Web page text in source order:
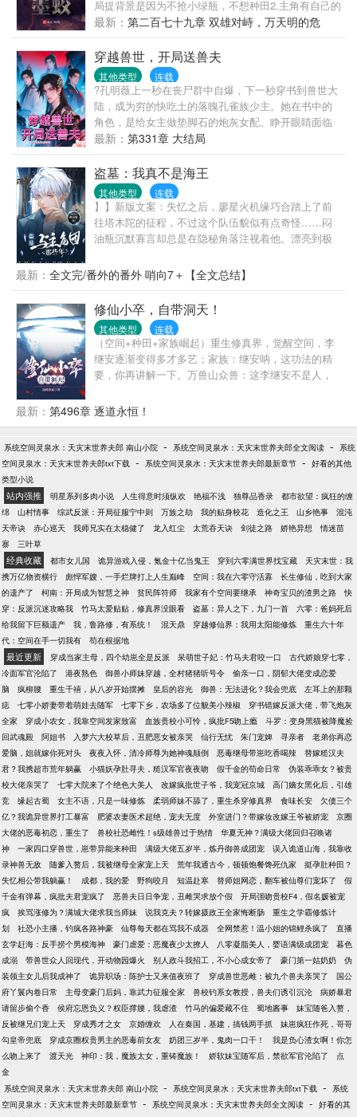
局提背景是因为不抢小绿瓶，不想种田2.主角有自己的
路线，非常规化龙3.主角是妖修，不站立场。只有利益
敌友之分，前期偏人性，中后期尊崇本心，会杀人但
不滥杀，全凭需求。4.有道侣非太监，不是后宫。
最新： 第二百七十九章 双雄对峙，万天明的危
机！
穿越兽世，开局送兽夫
其他类型 连载
?孔明薇上一秒在丧尸群中自爆，下一秒穿书到兽世大
陆，成为穷的快吃土的落魄孔雀族少主。她在书中的
角色，是给女主做垫脚石的炮灰女配。睁开眼睛面临
着举族尽灭的天崩开局。孔明薇双眼一闭想回去，想
多了，回不去了！她面临着穿越即死亡的剧情，只好
走一步看一步，主打一个“剧情让我死，我偏要花式苟
活”，谁也别想按剧本带我走！苟着苟着，孔明薇发现
情况有些不太对劲！为什么她身边优秀的雄性越来越
多，还越来越粘人？！
最新： 第331章 大结局
盗墓：我真不是海王
其他类型 连载
】】新版文案：失忆之后，廖星火机缘巧合踏上了前
往塔木陀的征程，不过这个队伍貌似有点奇怪……闷
油瓶沉默寡言却总是在隐秘角落注视着他。漂亮到极
奇奇怪怪的。戴着墨镜的瞎子做出了出乎意料的事
情。廖星火发现……他在这个队伍里好像有点不安
全。旧版文案：廖星火是个没有过去的人，失去了所
有记忆，据说把他送到医院的女人一出现就要带他去
塔木陀。所有要去塔木陀的人似乎都有许多秘密。但
为什么他也深陷其中……
最新： 全文完/番外的番外 哨向7＋【全文总结】
修仙小卒，自带洞天！
其他类型 连载
（空间+种田+家族崛起）重生修真界，觉醒空间，李
继安逐渐变得多才多艺；家族：继安呐，这功法的精
要，你再讲解一下。万兽山众兽：这李继安不是人，
心腹大患，此人不死，蛮荒大陆有覆灭之危！李继
安：我只想低调修炼啊，奈何到处有哥的传说？
最新： 第496章 逐道永恒！
系统空间灵泉水：天灾末世养夫郎 南山小院 - 系统空间灵泉水：天灾末世养夫郎全文阅读 -
系统
空间灵泉水：天灾末世养夫郎txt下载 - 系统空间灵泉水：天灾末世养夫郎最新章节 - 好看的其他
类型小说
站内强推 明星系列多肉小说 人生得意时须纵欢 艳福不浅 独尊品香录
都市欲望：疯狂的缠
绵
山村情事 综武反派：开局征服宁中则 万族之劫 我的贴身校花 造化之王 山乡艳事
混沌
天帝诀
赤心巡天 我师兄实在太稳健了 龙入红尘 太荒吞天诀 剑徒之路 娇艳异想
情迷苗
寨
三叶草
经典收藏 都市女儿国 诡异游戏入侵，氪金十亿当鬼王 穿到六零满世界找宝藏
天灾末世：我
携万亿物资横行
彪悍军嫂，一手烂牌打上人生巅峰 空间：我在六零守活寡
长生修仙，吃到大家
的遗产了
柯南：开局成为智慧之神 贫民阵符师 我家有个空间要继承 神奇宝贝的渣男之路
快
穿：反派沉迷攻略我
竹马太爱贴贴，修真界没眼看 盗墓：异人之下，九门一首
六零：爸妈死后
给我留下巨额遗产
我，鲁路修，有系统！ 混天鼎 穿越修仙界：我用太阳能修炼
重生六十年
代：空间在手一切我有
苟在根据地
最近更新 穿成当家主母，四个幼崽全是反派 呆萌世子妃：竹马夫君咬一口
古代娇娘穿七零，
冷面军官沦陷了
港夜熟色 御兽小师妹穿越，全村猪猪听号令
偷亲一口，阴郁大佬变成恋爱
脑
疯柳腰 重生千禧，从八岁开始摆摊 皇后的容光 御兽：无法进化？我会兜底
左耳上的那颗
痣
七零小娇妻带着萌娃去随军 七零下乡，农场多了位貌美小辣椒
穿书错嫁反派大佬，带飞炮灰
全家
穿成小农女，我靠空间发家致富 血族贵校小可怜，疯批F5吻上瘾
斗罗：变身黑猫被降魔捡
回武魂殿
阿姐书 入梦六大校草后，丑肥恶女被亲哭 仙行无忧 朱门宠婢 寻亲者
老弟你再恋
爱脑，姐就嫁你死对头
夜夜入怀，清冷师尊为她神魂颠倒 恶毒继母带崽吃香喝辣
替嫁糙汉夫
君？我携超市荒年躺赢
小猫妖孕肚寻夫，糙汉军官夜夜吻 假千金的苟命日常
伪装乖乖女？被贵
校大佬亲哭了
七零大院来了个绝色大美人 改嫁疯批世子爷，我宠冠京城
高门嫡女黑化后，引雄
竞
缘起古蜀 女主不语，只是一味修炼 柔弱师妹不舔了，重生杀穿修真界 食味长安
欠债三个
亿？我诡异世界打工暴富
肥婆农妻医术超绝，宠夫无度 外室进门？带嫁妆改嫁王爷被娇宠
京圈
大佬的恶毒初恋，重生了
兽校社恐雌性！s级雄兽过于热情
华夏无神？满级大佬回归召唤诸
神
一家四口穿兽世，崽带异能来种田 满级大佬五岁半，炼丹御兽成团宠
误入诡道山海，我靠收
录神兽无敌
随爹入赘后，我被继母全家宠上天 荒年我通古今，顿顿饱餐馋死仇家
挺孕肚种田？
失忆相公带我躺赢！
成都，我的爱 野狗咬月 知温赴寒 替师姐网恋，翻车被仙尊们宠坏了
假
千金有弹幕，疯批夫君宠疯了
恶兽夫日日争宠，丑雌哭求放个假
开局强吻贵校F4，假名媛被宠
疯
挨骂涨修为？满城大佬求我当师妹 说我克夫？转嫁摄政王全家悔断肠
重生之学霸修炼计
划
社恐小主播，钓疯各路神豪 仙尊每天都在骂我不成器 全网禁惹！温小姐的锦鲤杀疯了
直播
玄学赶海：反手捞个男模海神
豪门虐爱：恶魔夜少太撩人 八零凝脂美人，婴语满级成团宠
暮色
成溺
带兽世众人回现代，开动物园爆火 别人政斗我招工，不小心成女帝了 豪门第一姑奶奶
伪
装领主女儿后我成神了
诡异职场：陈护士又来值夜班了 穿成兽世恶雌：被九个兽夫亲哭了
国公
府丫鬟内卷日常
主母变豪门后妈，靠武力征服全家 兽校钓系女教授，兽夫们诱引沉沦
病娇暴君
请留步偷个香
侯府忘恩负义？权臣撑腰，我虐渣 竹马的偏爱藏不住 蜀地酱事
妹宝随爸入赘，
反被继兄们宠上天
穿成秀才之女 京婚缠欢 人在秦国，基建，搞钱两手抓
妹崽疯狂作死，哥哥
勾皇帝兜底
穿成京圈权贵男主的恶毒前女友 奶团三岁半，鬼肉一口干！
我是负心渣女啊！你怎
么吻上来了
渡天光 神印：我，魔族太女，重铸魔族！ 娇软妹宝随军后，禁欲军官沦陷了
点
金
系统空间灵泉水：天灾末世养夫郎 南山小院 - 系统空间灵泉水：天灾末世养夫郎txt下载 -
系统
空间灵泉水：天灾末世养夫郎最新章节 - 系统空间灵泉水：天灾末世养夫郎全文阅读 - 好看的其